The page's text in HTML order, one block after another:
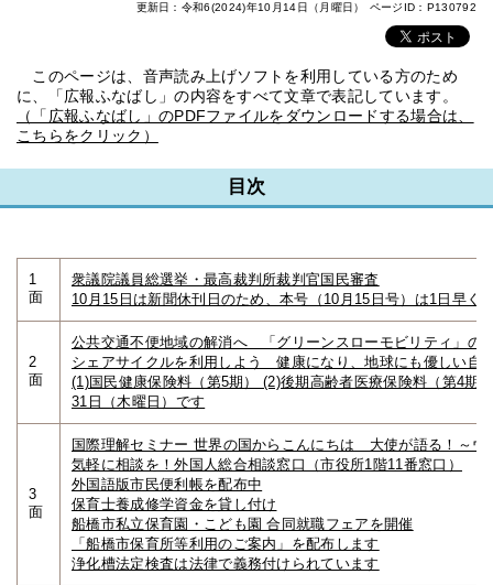
更新日：令和6(2024)年10月14日（月曜日） ページID：P130792
このページは、音声読み上げソフトを利用している方のため
に、「広報ふなばし」の内容をすべて文章で表記しています。
（「広報ふなばし」のPDFファイルをダウンロードする場合は、
こちらをクリック）
目次
1
面
衆議院議員総選挙・最高裁判所裁判官国民審査
10月15日は新聞休刊日のため、本号（10月15日号）は1日早く
2
面
公共交通不便地域の解消へ 「グリーンスローモビリティ」の
シェアサイクルを利用しよう 健康になり、地球にも優しい自
(1)国民健康保険料（第5期） (2)後期高齢者医療保険料（第4期
31日（木曜日）です
3
面
国際理解セミナー 世界の国からこんにちは 大使が語る！～ウ
気軽に相談を！外国人総合相談窓口（市役所1階11番窓口）
外国語版市民便利帳を配布中
保育士養成修学資金を貸し付け
船橋市私立保育園・こども園 合同就職フェアを開催
「船橋市保育所等利用のご案内」を配布します
浄化槽法定検査は法律で義務付けられています